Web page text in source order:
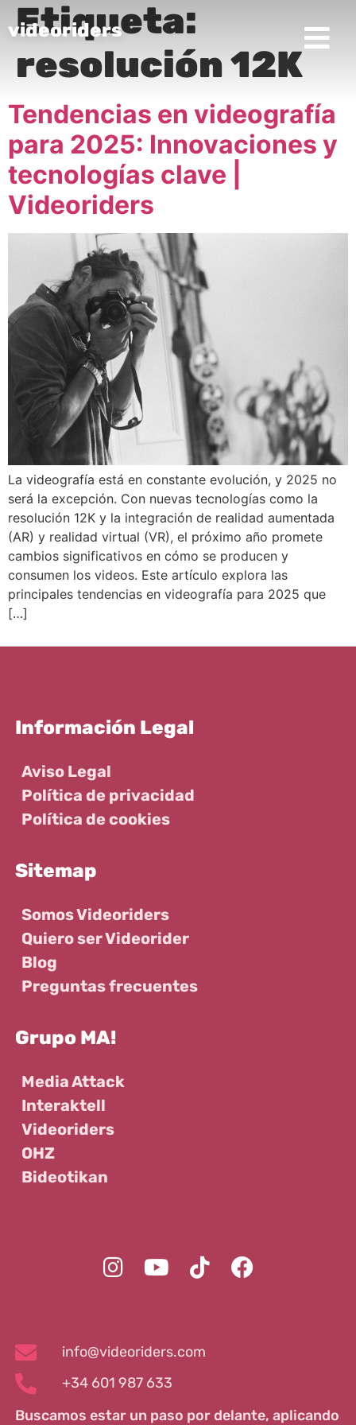
videoriders
Etiqueta:
resolución 12K
Tendencias en videografía
para 2025: Innovaciones y
tecnologías clave |
Videoriders
La videografía está en constante evolución, y 2025 no
será la excepción. Con nuevas tecnologías como la
resolución 12K y la integración de realidad aumentada
(AR) y realidad virtual (VR), el próximo año promete
cambios significativos en cómo se producen y
consumen los videos. Este artículo explora las
principales tendencias en videografía para 2025 que
[…]
Información Legal
Aviso Legal
Política de privacidad
Política de cookies
Sitemap
Somos Videoriders
Quiero ser Videorider
Blog
Preguntas frecuentes
Grupo MA!
Media Attack
Interaktell
Videoriders
OHZ
Bideotikan
info@videoriders.com
+34 601 987 633
Buscamos estar un paso por delante, aplicando